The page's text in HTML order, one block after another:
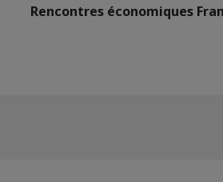
Rencontres économiques